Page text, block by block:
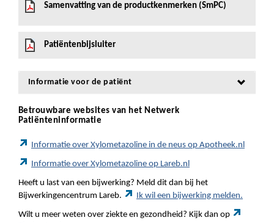
Samenvatting van de productkenmerken (SmPC)
Patiëntenbijsluiter
Informatie voor de patiënt
Betrouwbare websites van het Netwerk
Patiënteninformatie
Informatie over Xylometazoline in de neus op Apotheek.nl
Informatie over Xylometazoline op Lareb.nl
Heeft u last van een bijwerking? Meld dit dan bij het
Bijwerkingencentrum Lareb.
Ik wil een bijwerking melden.
Wilt u meer weten over ziekte en gezondheid? Kijk dan op